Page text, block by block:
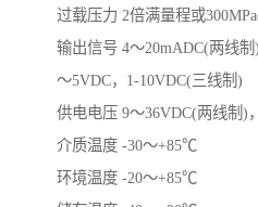
过载压力 2倍满量程或
输出信号 4～20mADC(两线
～5VDC，1-10VDC(三线制)
供电电压 9～36VDC(两线制)
介质温度 -30～+85℃
环境温度 -20～+85℃